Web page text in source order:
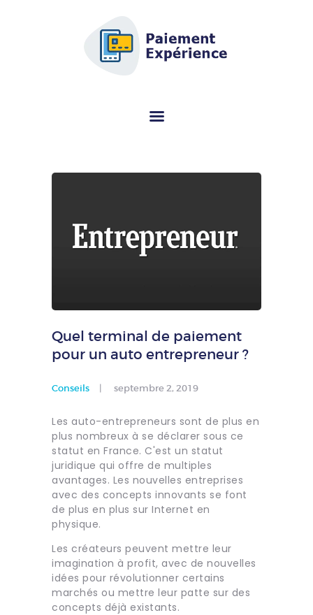
AFSCM.ORG - GUIDE D'ACHAT
Vous cherchez des informations sur le terminal de paiement (TPE) ? Ce
portail spécialisé vous aide à choisir le bon modèle gratuitement.
AVIS PAR MARQUES
Quel terminal de paiement
pour un auto entrepreneur ?
Conseils septembre 2, 2019
Les auto-entrepreneurs sont de plus en
plus nombreux à se déclarer sous ce
statut en France. C'est un statut
juridique qui offre de multiples
avantages. Les nouvelles entreprises
avec des concepts innovants se font
de plus en plus sur Internet en
physique.
Les créateurs peuvent mettre leur
imagination à profit, avec de nouvelles
idées pour révolutionner certains
marchés ou mettre leur patte sur des
concepts déjà existants.